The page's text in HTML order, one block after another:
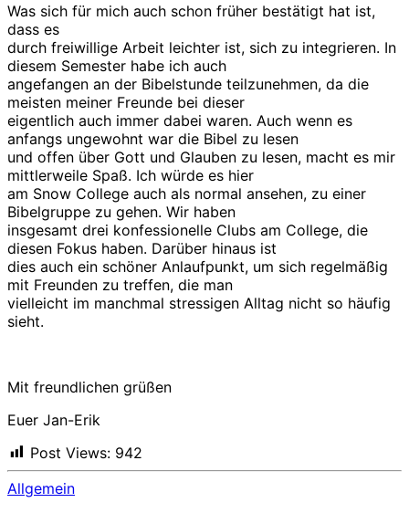
Was sich für mich auch schon früher bestätigt hat ist,
dass es
durch freiwillige Arbeit leichter ist, sich zu integrieren. In
diesem Semester habe ich auch
angefangen an der Bibelstunde teilzunehmen, da die
meisten meiner Freunde bei dieser
eigentlich auch immer dabei waren. Auch wenn es
anfangs ungewohnt war die Bibel zu lesen
und offen über Gott und Glauben zu lesen, macht es mir
mittlerweile Spaß. Ich würde es hier
am Snow College auch als normal ansehen, zu einer
Bibelgruppe zu gehen. Wir haben
insgesamt drei konfessionelle Clubs am College, die
diesen Fokus haben. Darüber hinaus ist
dies auch ein schöner Anlaufpunkt, um sich regelmäßig
mit Freunden zu treffen, die man
vielleicht im manchmal stressigen Alltag nicht so häufig
sieht.
Mit freundlichen grüßen
Euer Jan-Erik
Post Views: 942
Allgemein